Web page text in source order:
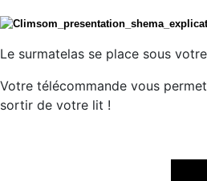
Le surmatelas se place sous
Votre télécommande vous
sortir de votre lit !